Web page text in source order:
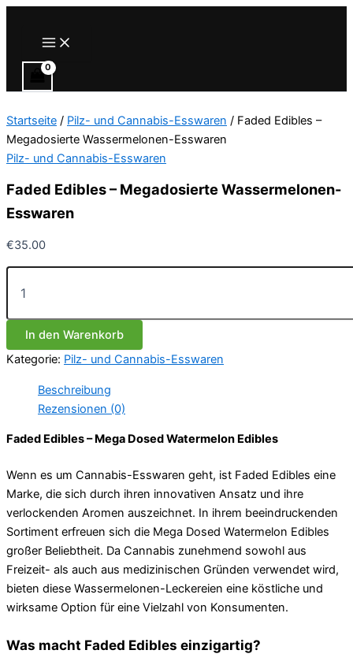
Main
Menu
Startseite / Pilz- und Cannabis-Esswaren / Faded Edibles –
Megadosierte Wassermelonen-Esswaren
Pilz- und Cannabis-Esswaren
Faded Edibles – Megadosierte Wassermelonen-
Esswaren
€35.00
Faded
Edibles
Megadosierte
Wassermelonen-
Esswaren
Menge
In den Warenkorb
Kategorie: Pilz- und Cannabis-Esswaren
Beschreibung
Rezensionen (0)
Faded Edibles – Mega Dosed Watermelon Edibles
Wenn es um Cannabis-Esswaren geht, ist Faded Edibles eine
Marke, die sich durch ihren innovativen Ansatz und ihre
verlockenden Aromen auszeichnet. In ihrem beeindruckenden
Sortiment erfreuen sich die Mega Dosed Watermelon Edibles
großer Beliebtheit. Da Cannabis zunehmend sowohl aus
Freizeit- als auch aus medizinischen Gründen verwendet wird,
bieten diese Wassermelonen-Leckereien eine köstliche und
wirksame Option für eine Vielzahl von Konsumenten.
Was macht Faded Edibles einzigartig?